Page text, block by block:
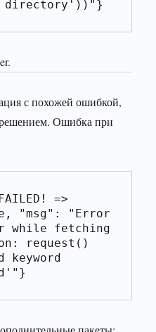
directory'))"}
с похожей ошибкой,
Ошибка при
=>
"msg": "Error
while fetching
request()
keyword